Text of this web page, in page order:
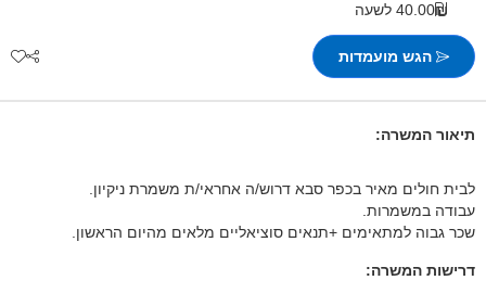
40.00₪ לשעה
הגש מועמדות
תיאור המשרה:
לבית חולים מאיר בכפר סבא דרוש/ה אחראי/ת משמרת ניקיון.
עבודה במשמרות.
שכר גבוה למתאימים +תנאים סוציאליים מלאים מהיום הראשון.
דרישות המשרה: